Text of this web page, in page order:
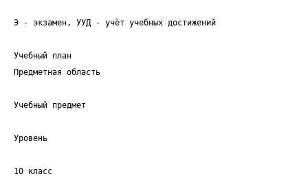
Э - экзамен, УУД - учѐт учебных достижений
Учебный план
Предметная область
Учебный предмет
Уровень
10 класс